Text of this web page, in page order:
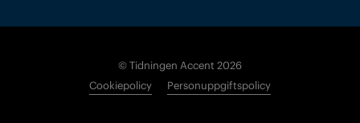
© Tidningen Accent 2026
Cookiepolicy
Personuppgiftspolicy